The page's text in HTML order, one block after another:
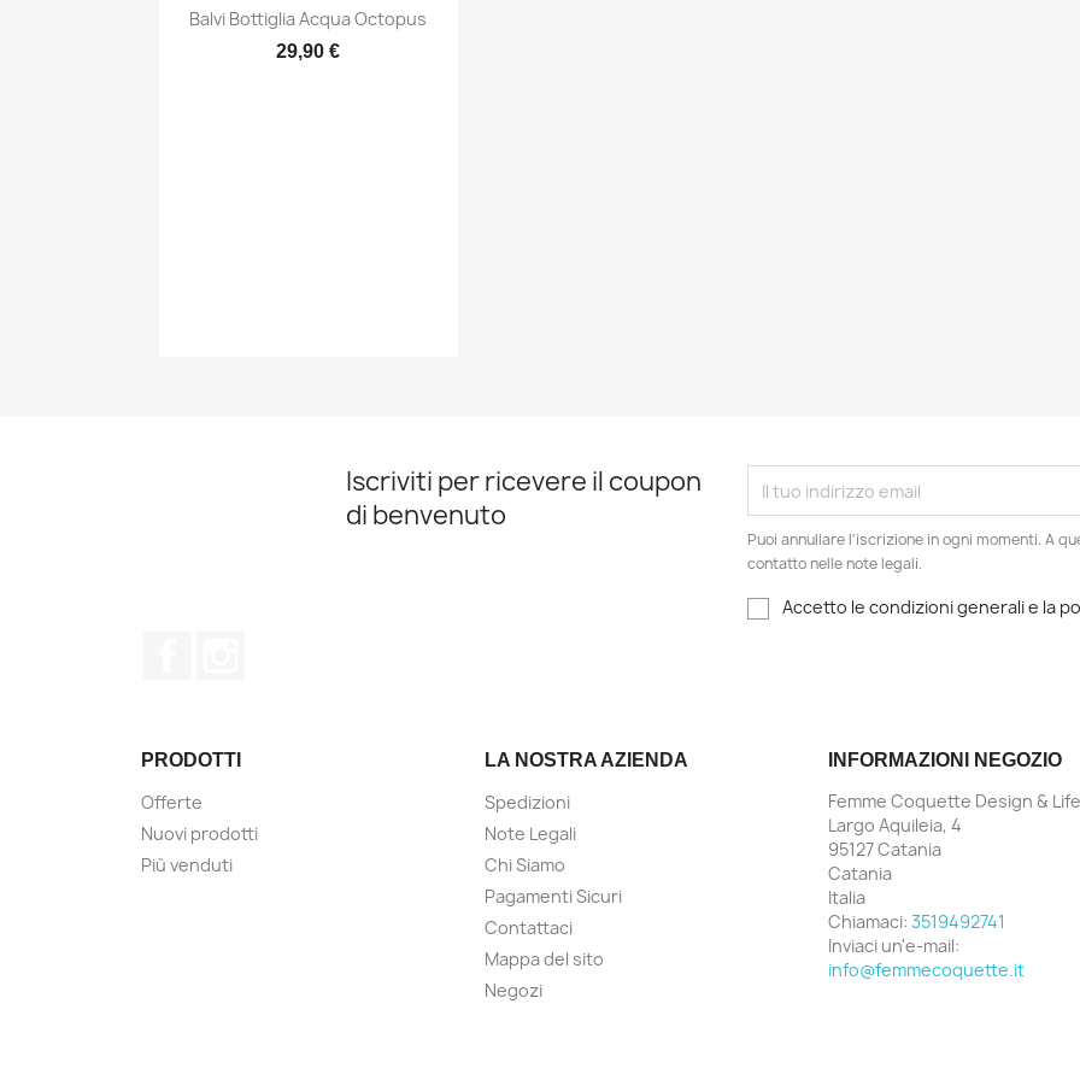
Anteprima
Balvi Bottiglia Acqua Octopus
29,90 €
Iscriviti per ricevere il coupon
di benvenuto
Puoi annullare l'iscrizione in ogni momenti. A
contatto nelle note legali.
Accetto le condizioni generali e la
PRODOTTI
Offerte
Nuovi prodotti
Più venduti
LA NOSTRA AZIENDA
Spedizioni
Note Legali
Chi Siamo
Pagamenti Sicuri
Contattaci
Mappa del sito
Negozi
INFORMAZIONI NEGOZIO
Femme Coquette Design &
Largo Aquileia, 4
95127 Catania
Catania
Italia
Chiamaci: 3519492741
Inviaci un'e-mail:
info@femmecoquette.it